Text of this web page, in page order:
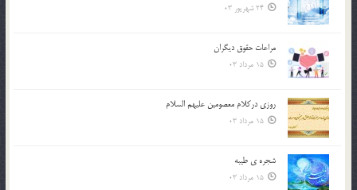
24 شهریور 03
مراعات حقوق ديگران
15 مرداد 03
روزي دركلام معصومين عليهم السلام
15 مرداد 03
شجره ي طيبه
15 مرداد 03